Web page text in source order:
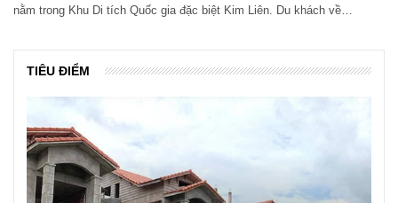
nằm trong Khu Di tích Quốc gia đặc biệt Kim Liên. Du khách về…
TIÊU ĐIỂM